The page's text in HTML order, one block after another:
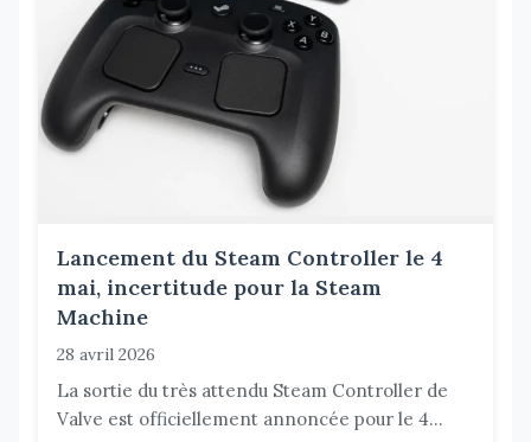
Lancement du Steam Controller le 4
mai, incertitude pour la Steam
Machine
28 avril 2026
La sortie du très attendu Steam Controller de
Valve est officiellement annoncée pour le 4...